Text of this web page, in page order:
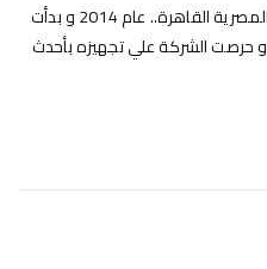
تأسست شركة توب ويندوز بالعاصمة المصرية القاهرة.. عام 2014 و بدأت
على مساحة 350 متر و حرصت الشركة علي تجهيزه بأحدث